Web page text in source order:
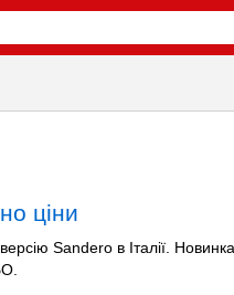
ціни
Sandero в Італії. Новинка